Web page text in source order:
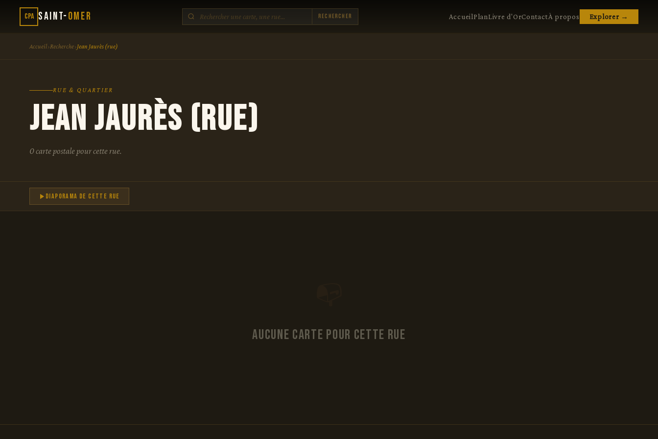
CPA Saint-Omer Rechercher Accueil PlanLivre d'OrContactÀ propos Explorer →
Accueil›Recherche›Jean Jaurès (rue)
RUE & QUARTIER
Jean Jaurès (rue)
0 carte postale pour cette rue.
Diaporama de cette rue
Aucune carte pour cette rue